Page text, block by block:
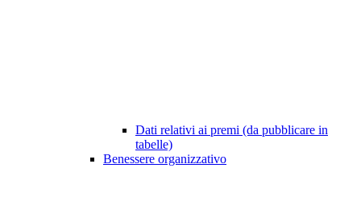
Dati relativi ai premi (da pubblicare in
tabelle)
Benessere organizzativo